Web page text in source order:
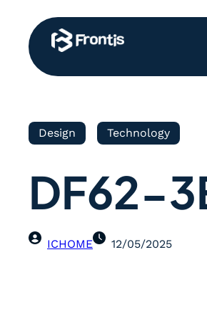
Design Technology
DF62-
ICHOME 12/05/2025